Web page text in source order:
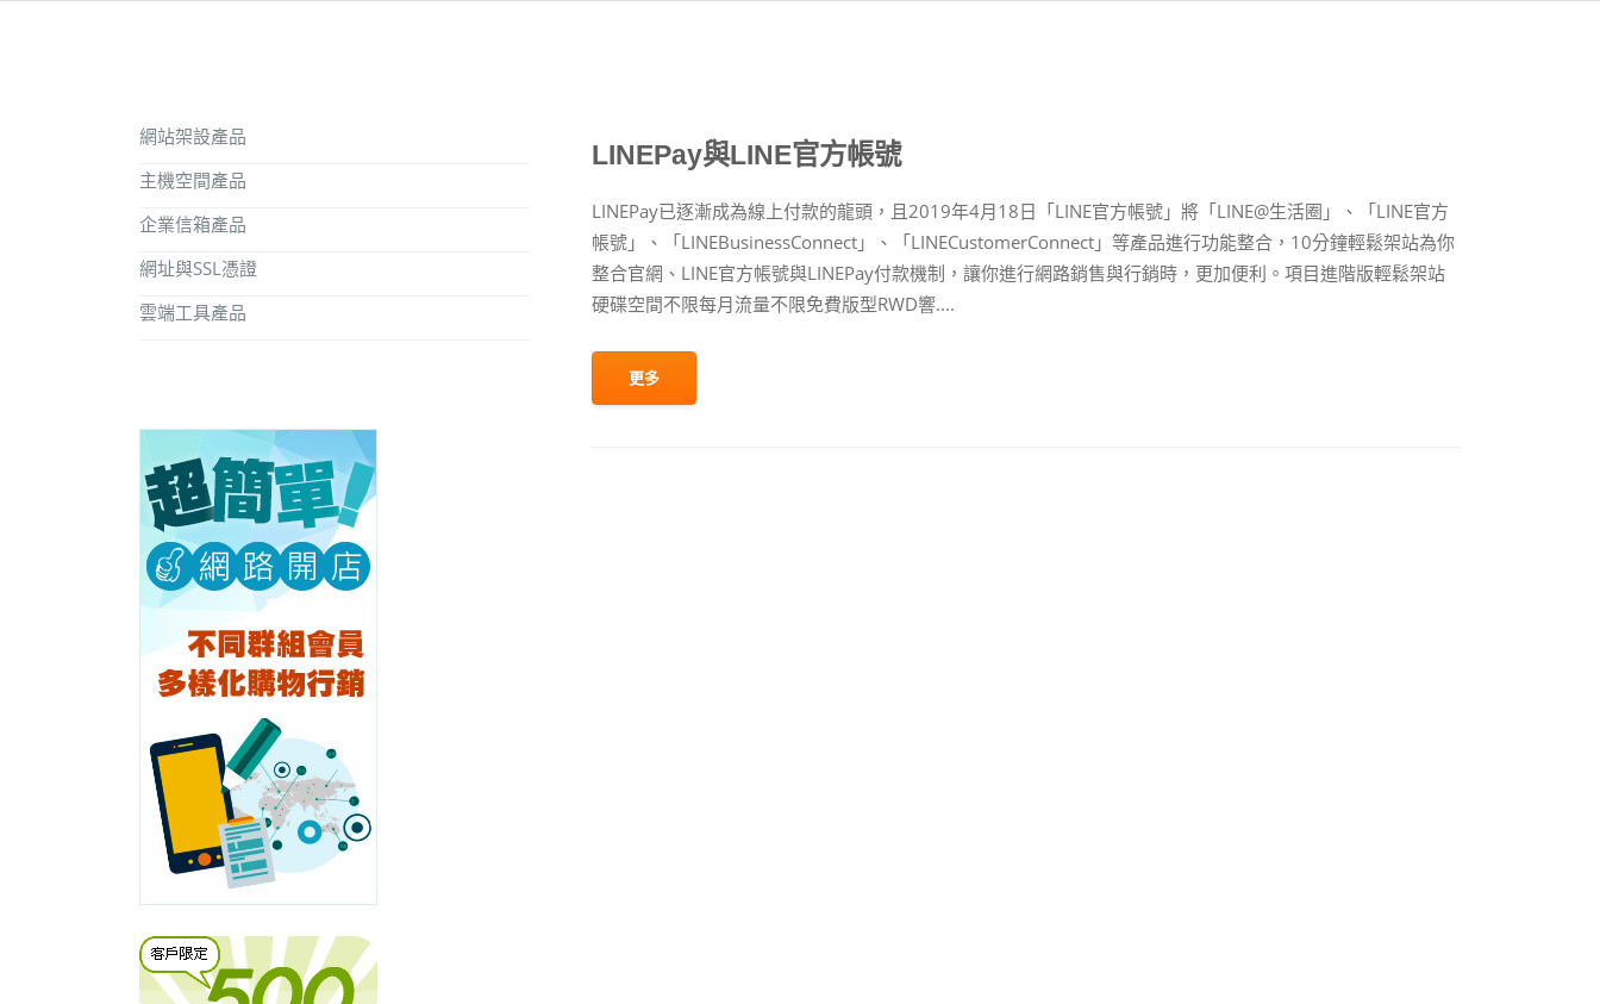
網站架設產品
主機空間產品
企業信箱產品
網址與SSL憑證
雲端工具產品
LINEPay與LINE官方帳號
LINEPay已逐漸成為線上付款的龍頭，且2019年4月18日「LINE官方帳號」將「LINE@生活圈」、「LINE官方
帳號」、「LINEBusinessConnect」、「LINECustomerConnect」等產品進行功能整合，10分鐘輕鬆架站為你
整合官網、LINE官方帳號與LINEPay付款機制，讓你進行網路銷售與行銷時，更加便利。項目進階版輕鬆架站
硬碟空間不限每月流量不限免費版型RWD響....
更多